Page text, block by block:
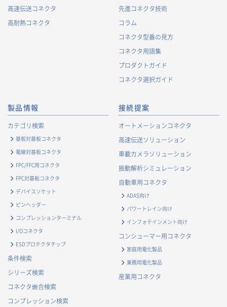
高速伝送コネクタ
高耐熱コネクタ
先進コネクタ技術
コラム
コネクタ型番の見方
コネクタ用語集
プロダクトガイド
コネクタ選択ガイド
製品情報
カテゴリ検索
基板対基板コネクタ
電線対基板コネクタ
FPC/FFC用コネクタ
FPC対基板コネクタ
デバイスソケット
ピンヘッダー
コンプレッションターミナル
I/Oコネクタ
ESDプロテクタチップ
条件検索
シリーズ検索
コネクタ嵌合検索
コンプレッション検索
接続提案
オートメーションコネクタ
高速伝送ソリューション
車載カメラソリューション
振動解析シミュレーション
自動車用コネクタ
ADAS向け
パワートレイン向け
インフォテインメント向け
コンシューマー用コネクタ
家庭用電化製品
業務用電化製品
産業用コネクタ